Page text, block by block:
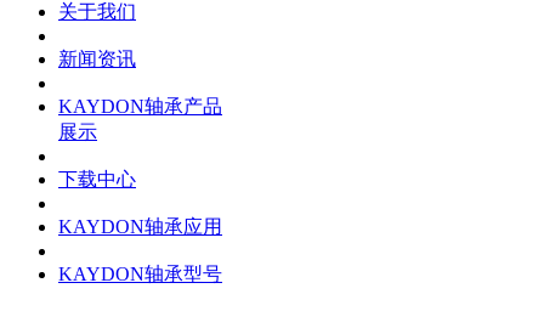
关于我们
新闻资讯
KAYDON轴承产品
展示
下载中心
KAYDON轴承应用
KAYDON轴承型号